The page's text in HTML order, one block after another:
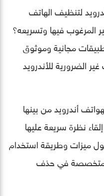
لتنظيف الهاتف
المرغوب فيها وتسريعه؟
مجانية وموثوق
الضرورية للأندرويد
5 تطبيقات لهواتف أندرويد من بينها
نظرة سريعة عليها
ميزات وطريقة استخدام
في حذف